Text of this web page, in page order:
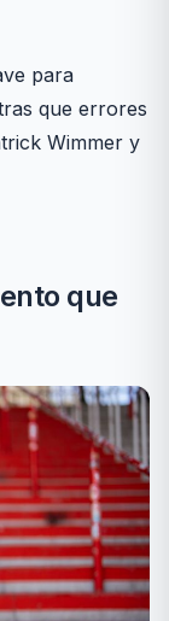
para
que errores
Wimmer y
que